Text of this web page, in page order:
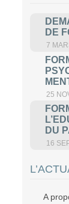
DE
7
25
DU
16
A